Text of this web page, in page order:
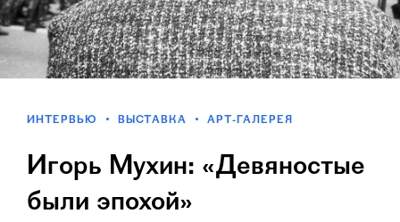
ИНТЕРВЬЮ ВЫСТАВКА АРТ-ГАЛЕРЕЯ
Игорь Мухин: «Девяностые
были эпохой»